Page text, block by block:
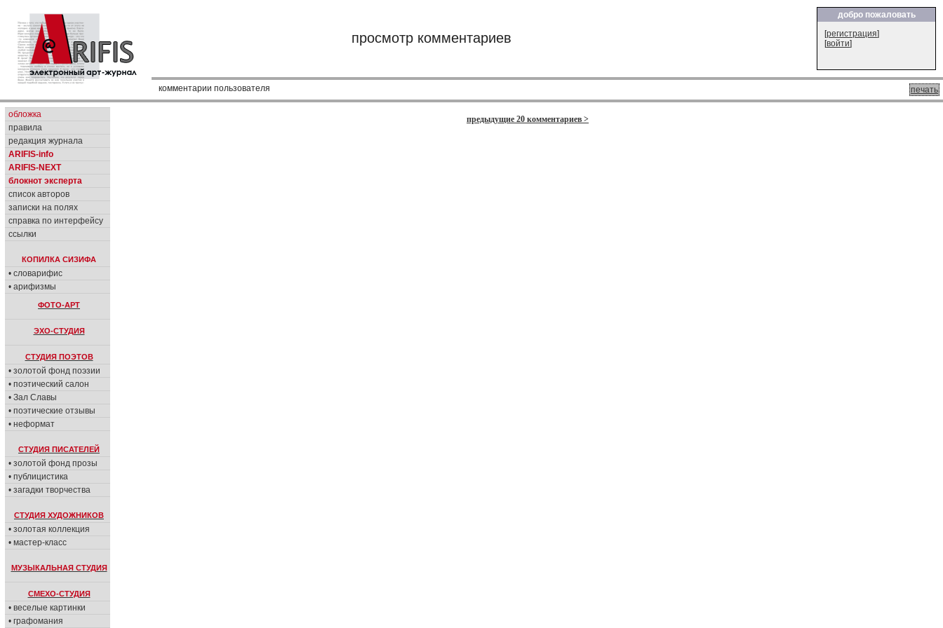
просмотр комментариев
добро пожаловать
[регистрация]
[войти]
печать
комментарии пользователя
обложка
правила
редакция журнала
ARIFIS-info
ARIFIS-NEXT
блокнот эксперта
список авторов
записки на полях
справка по интерфейсу
ссылки
КОПИЛКА СИЗИФА
• словарифис
• арифизмы
ФОТО-АРТ
ЭХО-СТУДИЯ
СТУДИЯ ПОЭТОВ
• золотой фонд поэзии
• поэтический салон
• Зал Славы
• поэтические отзывы
• неформат
СТУДИЯ ПИСАТЕЛЕЙ
• золотой фонд прозы
• публицистика
• загадки творчества
СТУДИЯ ХУДОЖНИКОВ
• золотая коллекция
• мастер-класс
МУЗЫКАЛЬНАЯ СТУДИЯ
СМЕХО-СТУДИЯ
• веселые картинки
• графомания
предыдущие 20 комментариев >